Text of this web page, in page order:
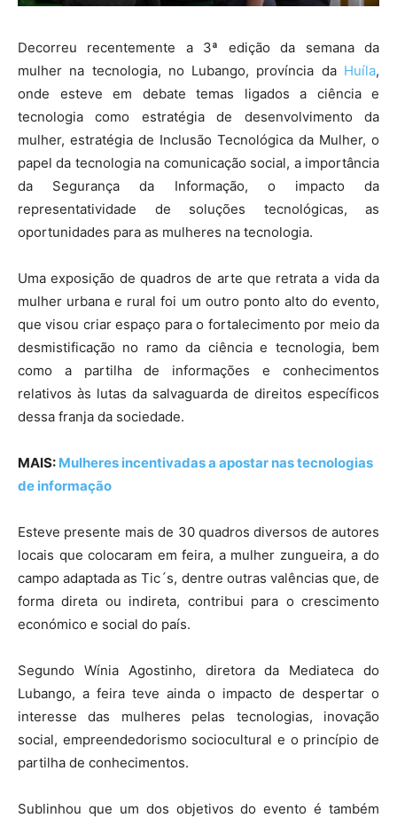
Decorreu recentemente a 3ª edição da semana da
mulher na tecnologia, no Lubango, província da Huíla,
onde esteve em debate temas ligados a ciência e
tecnologia como estratégia de desenvolvimento da
mulher, estratégia de Inclusão Tecnológica da Mulher, o
papel da tecnologia na comunicação social, a importância
da Segurança da Informação, o impacto da
representatividade de soluções tecnológicas, as
oportunidades para as mulheres na tecnologia.
Uma exposição de quadros de arte que retrata a vida da
mulher urbana e rural foi um outro ponto alto do evento,
que visou criar espaço para o fortalecimento por meio da
desmistificação no ramo da ciência e tecnologia, bem
como a partilha de informações e conhecimentos
relativos às lutas da salvaguarda de direitos específicos
dessa franja da sociedade.
MAIS: Mulheres incentivadas a apostar nas tecnologias
de informação
Esteve presente mais de 30 quadros diversos de autores
locais que colocaram em feira, a mulher zungueira, a do
campo adaptada as Tic´s, dentre outras valências que, de
forma direta ou indireta, contribui para o crescimento
económico e social do país.
Segundo Wínia Agostinho, diretora da Mediateca do
Lubango, a feira teve ainda o impacto de despertar o
interesse das mulheres pelas tecnologias, inovação
social, empreendedorismo sociocultural e o princípio de
partilha de conhecimentos.
Sublinhou que um dos objetivos do evento é também